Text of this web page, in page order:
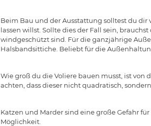
Beim Bau und der Ausstattung solltest du
lassen willst. Sollte dies der Fall sein,
windgeschützt sind. Für die ganzjährige
Halsbandsittiche. Beliebt für die
Wie groß du die Voliere bauen musst, ist von
achten, dass dieser nicht quadratisch,
Katzen und Marder sind eine große Gefahr
Möglichkeit.